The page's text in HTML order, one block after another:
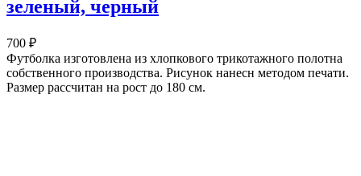
зеленый, черный
700 ₽
Футболка изготовлена из хлопкового трикотажного полотна
собственного производства. Рисунок нанесн методом печати.
Размер рассчитан на рост до 180 см.